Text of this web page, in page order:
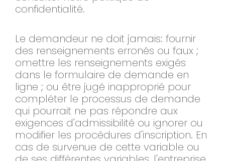
confidentialité.
Le demandeur ne doit jamais: fournir
des renseignements erronés ou faux ;
omettre les renseignements exigés
dans le formulaire de demande en
ligne ; ou être jugé inapproprié pour
compléter le processus de demande
qui pourrait ne pas répondre aux
exigences d'admissibilité ou ignorer ou
modifier les procédures d'inscription. En
cas de survenue de cette variable ou